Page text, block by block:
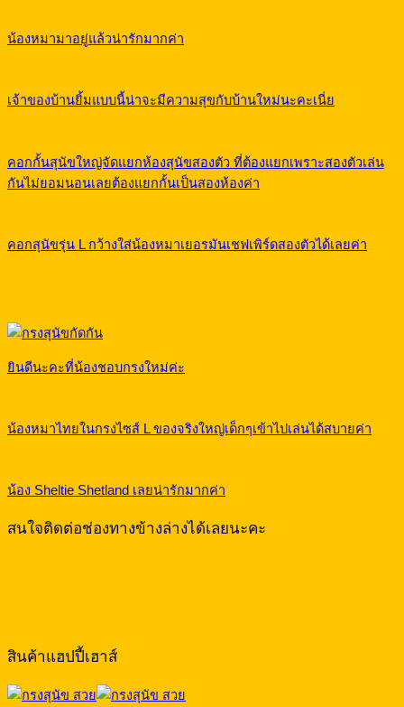
น้องหมามาอยู่แล้วน่ารักมากค่า
เจ้าของบ้านยิ้มแบบนี้น่าจะมีความสุขกับบ้านใหม่นะคะเนี่ย
คอกกั้นสุนัขใหญ่จัดแยกห้องสุนัขสองตัว ที่ต้องแยกเพราะสองตัวเล่น
กันไม่ยอมนอนเลยต้องแยกกั้นเป็นสองห้องค่า
คอกสุนัขรุ่น L กว้างใส่น้องหมาเยอรมันเชฟเพิร์ดสองตัวได้เลยค่า
ยินดีนะคะที่น้องชอบกรงใหม่ค่ะ
น้องหมาไทยในกรงไซส์ L ของจริงใหญ่เด็กๆเข้าไปเล่นได้สบายค่า
น้อง Sheltie Shetland เลยน่ารักมากค่า
สนใจติดต่อช่องทางข้างล่างได้เลยนะคะ
สินค้าแฮปปี้เฮาส์